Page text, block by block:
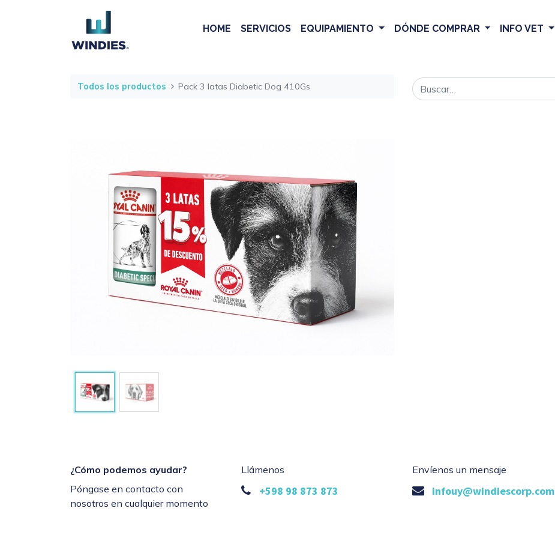
HOME SERVICIOS EQUIPAMIENTO DÓNDE COMPRAR INFO VET
Todos los productos Pack 3 latas Diabetic Dog 410Gs
¿Cómo podemos ayudar?
Póngase en contacto con
nosotros en cualquier momento
Llámenos
+598 98 873 873
Envíenos un mensaje
infouy@windiescorp.com